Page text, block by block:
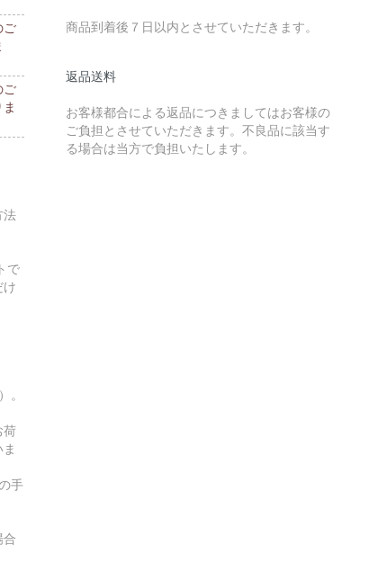
ご
ご
法
で
荷
手
商品到着後７日以内とさせていただきます。
返品送料
お客様都合による返品につきましてはお客様の
ご負担とさせていただきます。不良品に該当す
る場合は当方で負担いたします。